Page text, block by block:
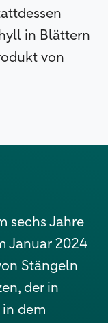
in Blättern
von
sechs Jahre
Januar 2024
Stängeln
der in
dem